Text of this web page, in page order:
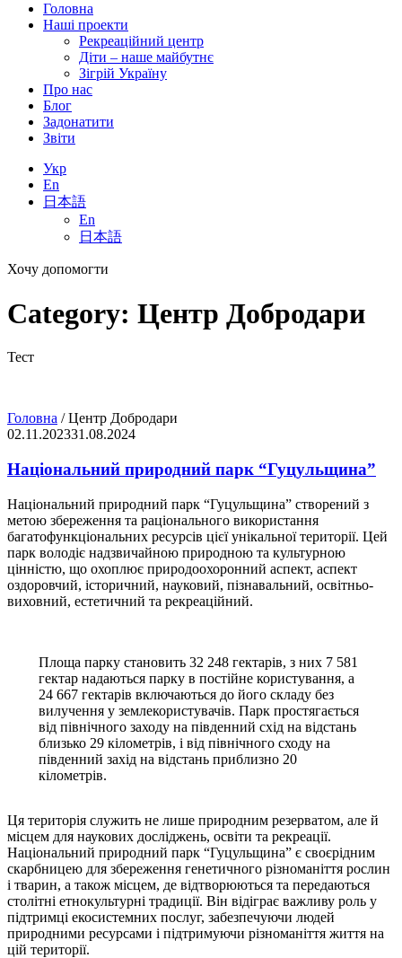
Головна
Наші проекти
Рекреаційний центр
Діти – наше майбутнє
Зігрій Україну
Про нас
Блог
Задонатити
Звіти
Укр
En
日本語
En
日本語
Хочу допомогти
Category: Центр Добродари
Тест
Головна / Центр Добродари
02.11.202331.08.2024
Національний природний парк “Гуцульщина”
Національний природний парк “Гуцульщина” створений з
метою збереження та раціонального використання
багатофункціональних ресурсів цієї унікальної території. Цей
парк володіє надзвичайною природною та культурною
цінністю, що охоплює природоохоронний аспект, аспект
оздоровчий, історичний, науковий, пізнавальний, освітньо-
виховний, естетичний та рекреаційний.
Площа парку становить 32 248 гектарів, з них 7 581
гектар надаються парку в постійне користування, а
24 667 гектарів включаються до його складу без
вилучення у землекористувачів. Парк простягається
від північного заходу на південний схід на відстань
близько 29 кілометрів, і від північного сходу на
південний захід на відстань приблизно 20
кілометрів.
Ця територія служить не лише природним резерватом, але й
місцем для наукових досліджень, освіти та рекреації.
Національний природний парк “Гуцульщина” є своєрідним
скарбницею для збереження генетичного різноманіття рослин
і тварин, а також місцем, де відтворюються та передаються
столітні етнокультурні традиції. Він відіграє важливу роль у
підтримці екосистемних послуг, забезпечуючи людей
природними ресурсами і підтримуючи різноманіття життя на
цій території.